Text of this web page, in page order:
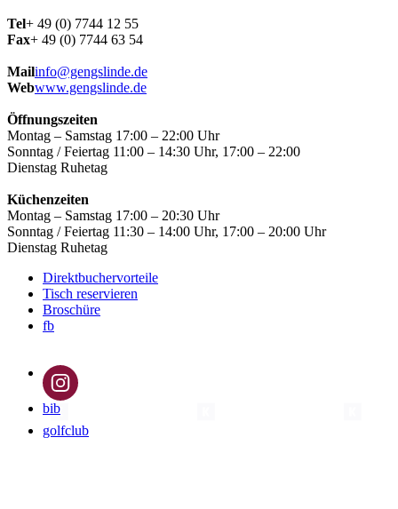
Tel+ 49 (0) 7744 12 55
Fax+ 49 (0) 7744 63 54
Mailinfo@gengslinde.de
Webwww.gengslinde.de
Öffnungszeiten
Montag – Samstag 17:00 – 22:00 Uhr
Sonntag / Feiertag 11:00 – 14:30 Uhr, 17:00 – 22:00
Dienstag Ruhetag
Küchenzeiten
Montag – Samstag 17:00 – 20:30 Uhr
Sonntag / Feiertag 11:30 – 14:00 Uhr, 17:00 – 20:00 Uhr
Dienstag Ruhetag
Direktbuchervorteile
Tisch reservieren
Broschüre
fb
ig
bib
golfclub